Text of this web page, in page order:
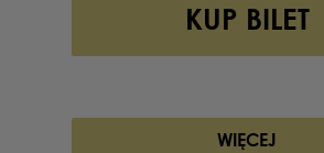
KUP BILET
WIĘCEJ